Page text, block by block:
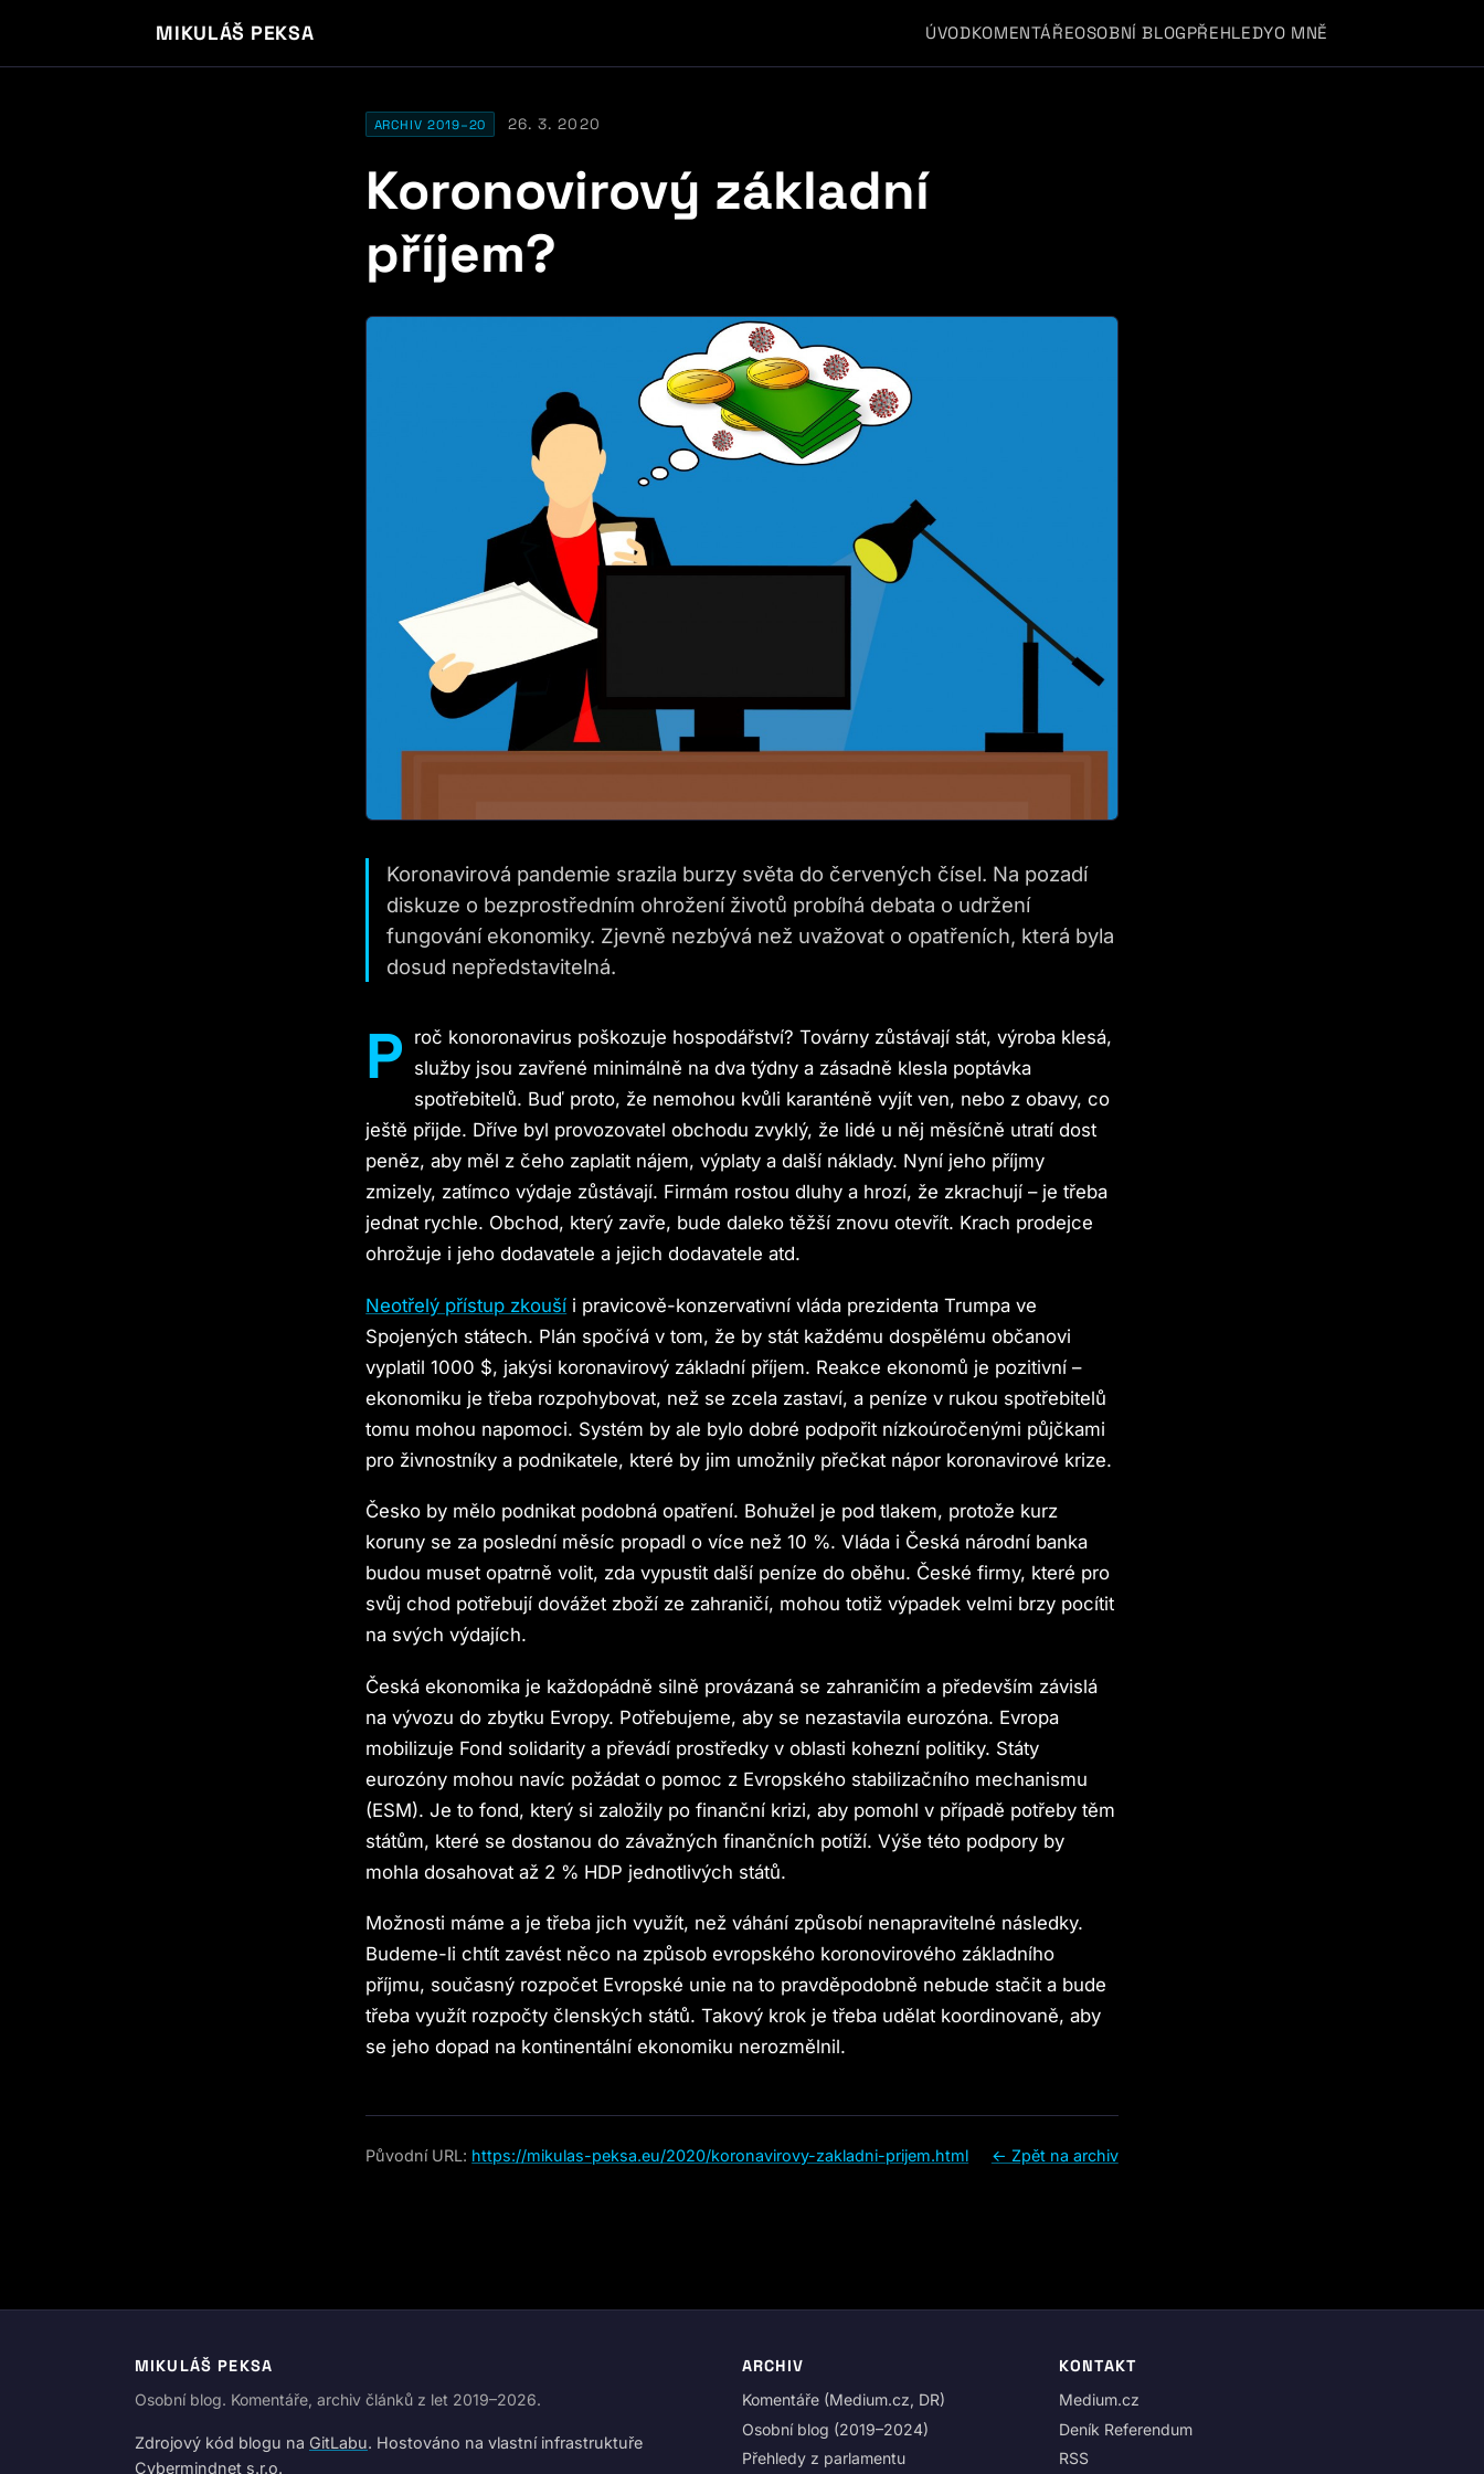
MIKULÁŠ PEKSA ÚVODKOMENTÁŘEOSOBNÍ BLOGPŘEHLEDYO MNĚ
ARCHIV 2019–20 26. 3. 2020
Koronovirový základní
příjem?
Koronavirová pandemie srazila burzy světa do červených čísel. Na pozadí
diskuze o bezprostředním ohrožení životů probíhá debata o udržení
fungování ekonomiky. Zjevně nezbývá než uvažovat o opatřeních, která byla
dosud nepředstavitelná.
P roč konoronavirus poškozuje hospodářství? Továrny zůstávají stát, výroba klesá,
služby jsou zavřené minimálně na dva týdny a zásadně klesla poptávka
spotřebitelů. Buď proto, že nemohou kvůli karanténě vyjít ven, nebo z obavy, co
ještě přijde. Dříve byl provozovatel obchodu zvyklý, že lidé u něj měsíčně utratí dost
peněz, aby měl z čeho zaplatit nájem, výplaty a další náklady. Nyní jeho příjmy
zmizely, zatímco výdaje zůstávají. Firmám rostou dluhy a hrozí, že zkrachují – je třeba
jednat rychle. Obchod, který zavře, bude daleko těžší znovu otevřít. Krach prodejce
ohrožuje i jeho dodavatele a jejich dodavatele atd.
Neotřelý přístup zkouší i pravicově-konzervativní vláda prezidenta Trumpa ve
Spojených státech. Plán spočívá v tom, že by stát každému dospělému občanovi
vyplatil 1000 $, jakýsi koronavirový základní příjem. Reakce ekonomů je pozitivní –
ekonomiku je třeba rozpohybovat, než se zcela zastaví, a peníze v rukou spotřebitelů
tomu mohou napomoci. Systém by ale bylo dobré podpořit nízkoúročenými půjčkami
pro živnostníky a podnikatele, které by jim umožnily přečkat nápor koronavirové krize.
Česko by mělo podnikat podobná opatření. Bohužel je pod tlakem, protože kurz
koruny se za poslední měsíc propadl o více než 10 %. Vláda i Česká národní banka
budou muset opatrně volit, zda vypustit další peníze do oběhu. České firmy, které pro
svůj chod potřebují dovážet zboží ze zahraničí, mohou totiž výpadek velmi brzy pocítit
na svých výdajích.
Česká ekonomika je každopádně silně provázaná se zahraničím a především závislá
na vývozu do zbytku Evropy. Potřebujeme, aby se nezastavila eurozóna. Evropa
mobilizuje Fond solidarity a převádí prostředky v oblasti kohezní politiky. Státy
eurozóny mohou navíc požádat o pomoc z Evropského stabilizačního mechanismu
(ESM). Je to fond, který si založily po finanční krizi, aby pomohl v případě potřeby těm
státům, které se dostanou do závažných finančních potíží. Výše této podpory by
mohla dosahovat až 2 % HDP jednotlivých států.
Možnosti máme a je třeba jich využít, než váhání způsobí nenapravitelné následky.
Budeme-li chtít zavést něco na způsob evropského koronovirového základního
příjmu, současný rozpočet Evropské unie na to pravděpodobně nebude stačit a bude
třeba využít rozpočty členských států. Takový krok je třeba udělat koordinovaně, aby
se jeho dopad na kontinentální ekonomiku nerozmělnil.
Původní URL: https://mikulas-peksa.eu/2020/koronavirovy-zakladni-prijem.html ← Zpět na archiv
MIKULÁŠ PEKSA
Osobní blog. Komentáře, archiv článků z let 2019–2026.
Zdrojový kód blogu na GitLabu. Hostováno na vlastní infrastruktuře
Cybermindnet s.r.o.
ARCHIV
Komentáře (Medium.cz, DR)
Osobní blog (2019–2024)
Přehledy z parlamentu
KONTAKT
Medium.cz
Deník Referendum
RSS